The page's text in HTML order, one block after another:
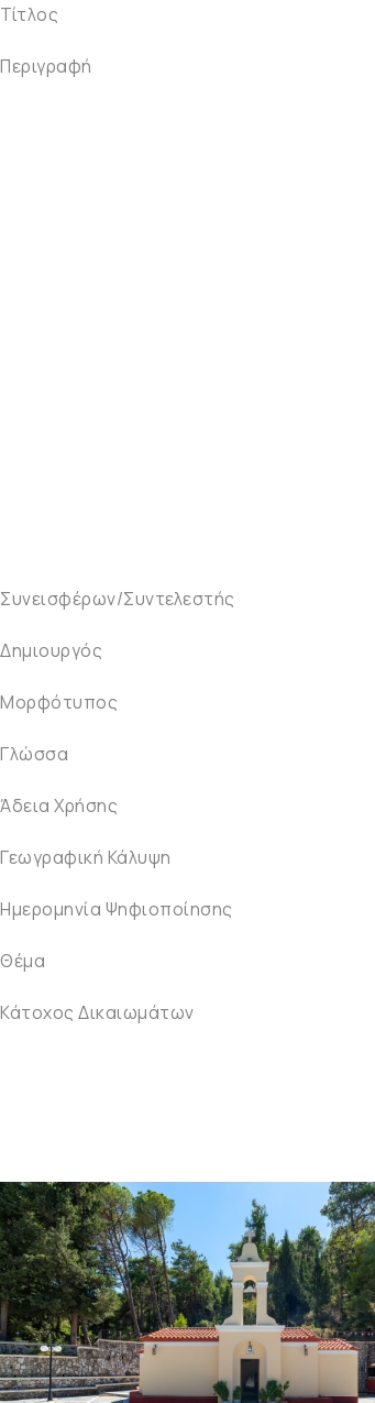
Τίτλος
Περιγραφή
Συνεισφέρων/Συντελεστής
Δημιουργός
Μορφότυπος
Γλώσσα
Άδεια Χρήσης
Γεωγραφική Κάλυψη
Ημερομηνία Ψηφιοποίησης
Θέμα
Κάτοχος Δικαιωμάτων